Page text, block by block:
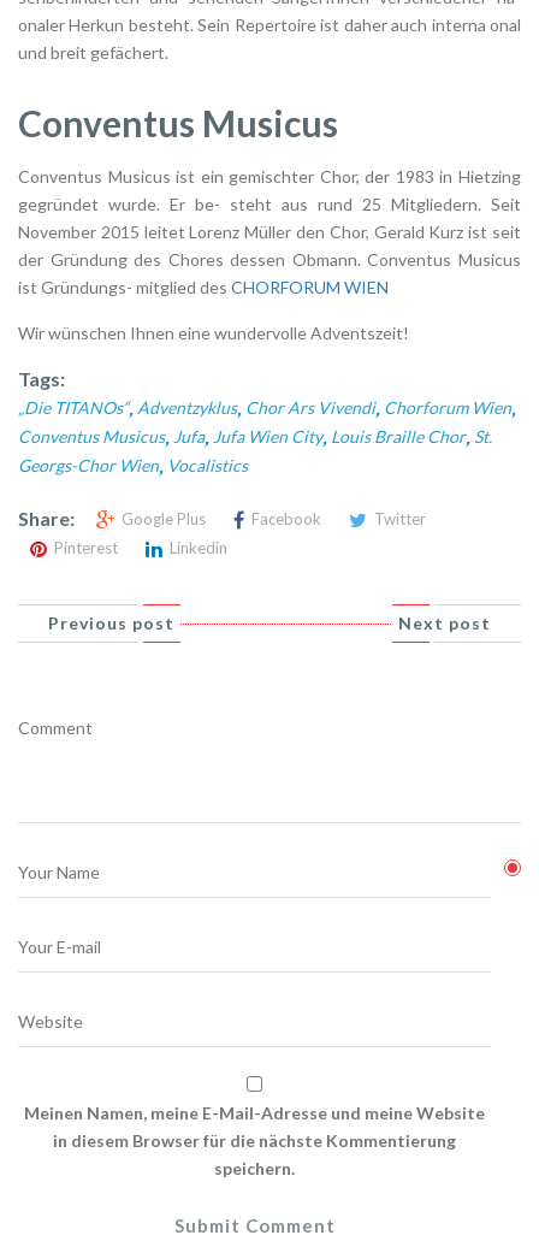
onaler Herkun besteht. Sein Repertoire ist daher auch interna onal
und breit gefächert.
Conventus Musicus
Conventus Musicus ist ein gemischter Chor, der 1983 in Hietzing
gegründet wurde. Er be- steht aus rund 25 Mitgliedern. Seit
November 2015 leitet Lorenz Müller den Chor, Gerald Kurz ist seit
der Gründung des Chores dessen Obmann. Conventus Musicus
ist Gründungs- mitglied des CHORFORUM WIEN
Wir wünschen Ihnen eine wundervolle Adventszeit!
Tags:
„Die TITANOs“,Adventzyklus, Chor Ars Vivendi, Chorforum Wien,
Conventus Musicus,Jufa,Jufa Wien City, Louis Braille Chor, St.
Georgs-Chor Wien, Vocalistics
Share: Google Plus Facebook
Twitter
Pinterest
Linkedin
Next post
Previous post
Meinen Namen, meine E-Mail-Adresse und meine Website
in diesem Browser für die nächste Kommentierung
speichern.